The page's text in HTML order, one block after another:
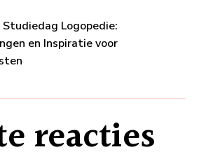
Studiedag Logopedie:
en Inspiratie voor
reacties